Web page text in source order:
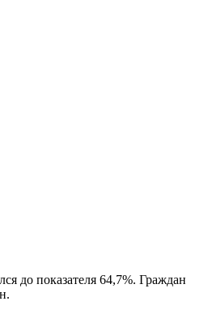
до показателя 64,7%. Граждан